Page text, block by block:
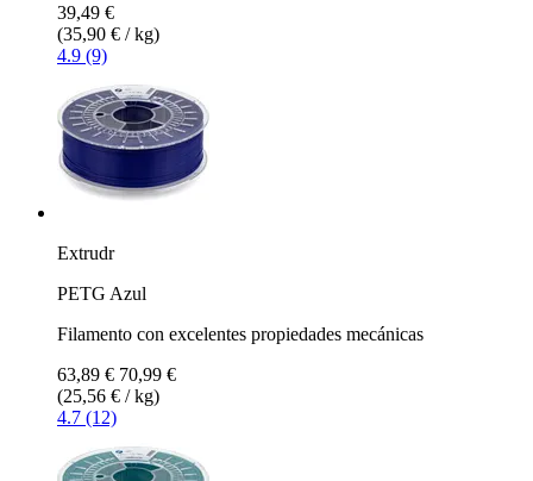
39,49 €
(35,90 € / kg)
4.9 (9)
Extrudr
PETG Azul
Filamento con excelentes propiedades mecánicas
63,89 € 70,99 €
(25,56 € / kg)
4.7 (12)